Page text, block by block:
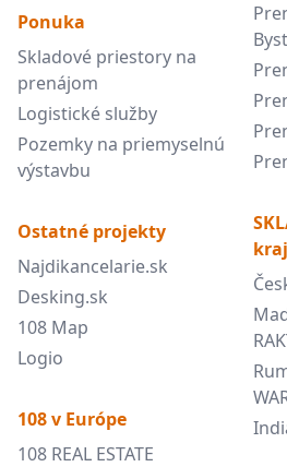
Ponuka
Skladové priestory na
prenájom
Logistické služby
Pozemky na priemyselnú
výstavbu
Ostatné projekty
Najdikancelarie.sk
Desking.sk
108 Map
Logio
108 v Európe
108 REAL ESTATE